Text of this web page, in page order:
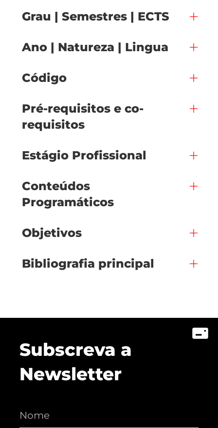
Grau | Semestres | ECTS
Ano | Natureza | Lingua
Código
Pré-requisitos e co-
requisitos
Estágio Profissional
Conteúdos
Programáticos
Objetivos
Bibliografia principal
Subscreva a
Newsletter